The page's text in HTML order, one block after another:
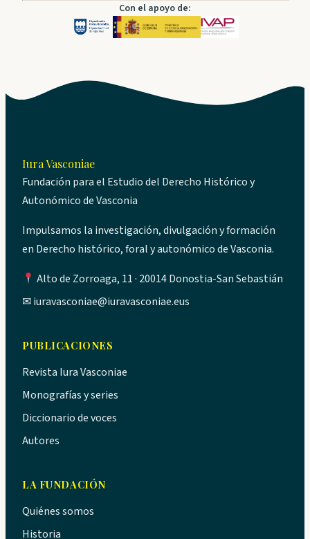
Con el apoyo de:
Iura Vasconiae
Fundación para el Estudio del Derecho Histórico y
Autonómico de Vasconia
Impulsamos la investigación, divulgación y formación
en Derecho histórico, foral y autonómico de Vasconia.
Alto de Zorroaga, 11 · 20014 Donostia-San Sebastián
✉iuravasconiae@iuravasconiae.eus
PUBLICACIONES
Revista Iura Vasconiae
Monografías y series
Diccionario de voces
Autores
LA FUNDACIÓN
Quiénes somos
Historia